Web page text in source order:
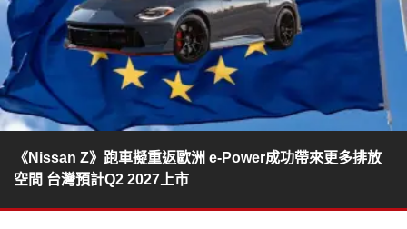
《Nissan Z》跑車擬重返歐洲 e-Power成功帶來更多排放
空間 台灣預計Q2 2027上市